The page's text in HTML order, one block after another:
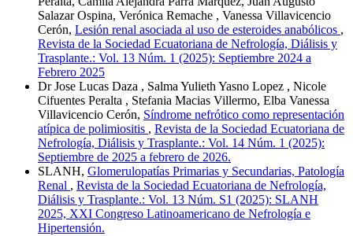
Salazar Ospina, Verónica Remache , Vanessa Villavicencio
Cerón, Lesión renal asociada al uso de esteroides anabólicos ,
Revista de la Sociedad Ecuatoriana de Nefrología, Diálisis y
Trasplante.: Vol. 13 Núm. 1 (2025): Septiembre 2024 a
Febrero 2025
Dr Jose Lucas Daza , Salma Yulieth Yasno Lopez , Nicole
Cifuentes Peralta , Stefania Macias Villermo, Elba Vanessa
Villavicencio Cerón, Síndrome nefrótico como representación
atípica de polimiositis , Revista de la Sociedad Ecuatoriana de
Nefrología, Diálisis y Trasplante.: Vol. 14 Núm. 1 (2025):
Septiembre de 2025 a febrero de 2026.
SLANH, Glomerulopatías Primarias y Secundarias, Patología
Renal , Revista de la Sociedad Ecuatoriana de Nefrología,
Diálisis y Trasplante.: Vol. 13 Núm. S1 (2025): SLANH
2025, XXI Congreso Latinoamericano de Nefrología e
Hipertensión.